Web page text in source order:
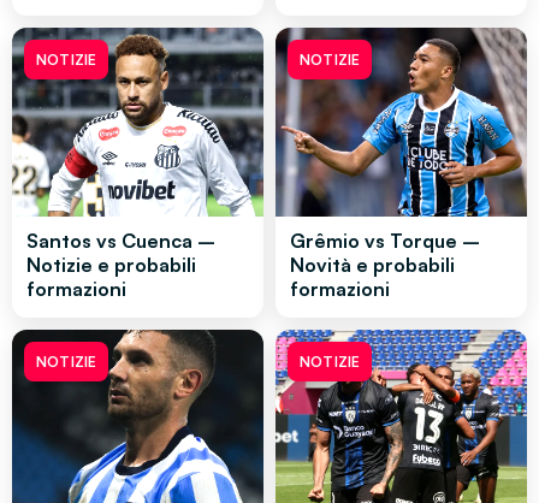
NOTIZIE
Santos vs Cuenca –
Notizie e probabili
formazioni
NOTIZIE
Grêmio vs Torque –
Novità e probabili
formazioni
NOTIZIE NOTIZIE